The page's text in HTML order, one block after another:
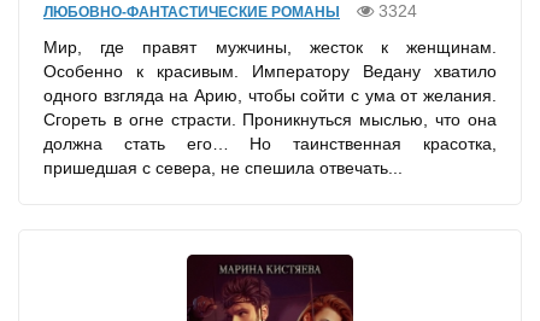
ЛЮБОВНО-ФАНТАСТИЧЕСКИЕ РОМАНЫ
3324
Мир, где правят мужчины, жесток к женщинам.
Особенно к красивым. Императору Ведану хватило
одного взгляда на Арию, чтобы сойти с ума от желания.
Сгореть в огне страсти. Проникнуться мыслью, что она
должна стать его… Но таинственная красотка,
пришедшая с севера, не спешила отвечать...